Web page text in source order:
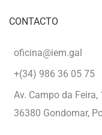
CONTACTO
oficina@iem.gal
+(34) 986 36 05 75
Av. Campo da Feira,
36380 Gondomar,